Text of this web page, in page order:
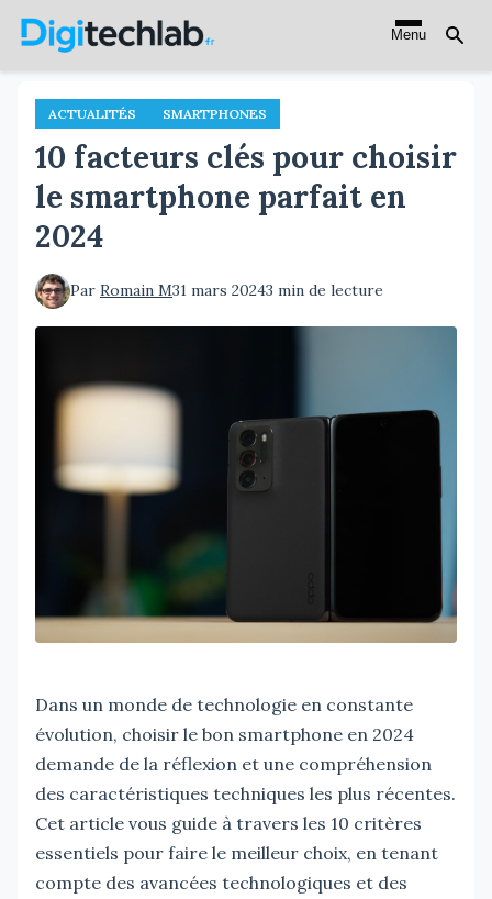
Aller
principal
Menu
ACTUALITÉS SMARTPHONES
10 facteurs clés pour choisir
le smartphone parfait en
2024
Par Romain M31 mars 20243 min de lecture
Dans un monde de technologie en constante
évolution, choisir le bon smartphone en 2024
demande de la réflexion et une compréhension
des caractéristiques techniques les plus récentes.
Cet article vous guide à travers les 10 critères
essentiels pour faire le meilleur choix, en tenant
compte des avancées technologiques et des